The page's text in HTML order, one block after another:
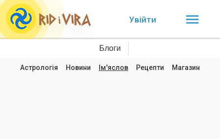
Увійти
Блоги
Астрологія Новини Ім'яслов Рецепти Магазин